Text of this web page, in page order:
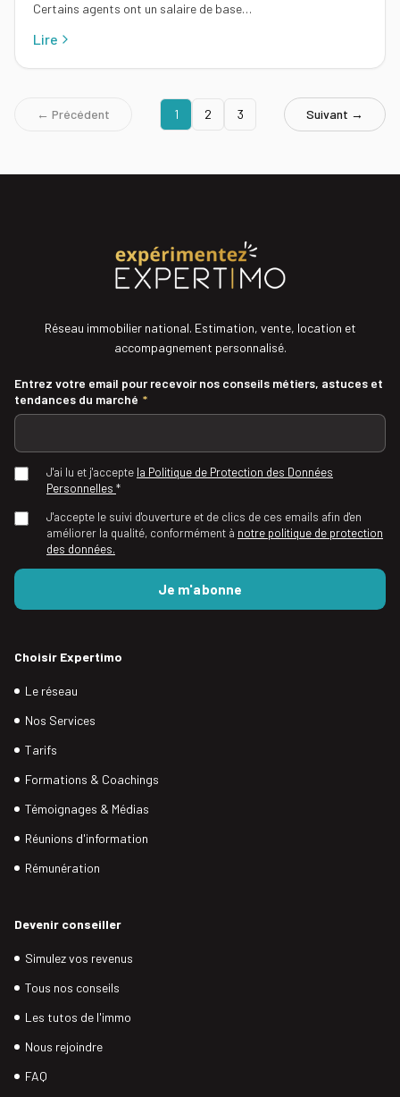
Certains agents ont un salaire de base…
Lire
← Précédent 1 2 3 Suivant →
Réseau immobilier national. Estimation, vente, location et
accompagnement personnalisé.
Entrez votre email pour recevoir nos conseils métiers, astuces et
tendances du marché *
J'ai lu et j'accepte la Politique de Protection des Données
Personnelles *
J'accepte le suivi d'ouverture et de clics de ces emails afin d'en
améliorer la qualité, conformément à notre politique de protection
des données.
Choisir Expertimo
Le réseau
Nos Services
Tarifs
Formations & Coachings
Témoignages & Médias
Réunions d'information
Rémunération
Devenir conseiller
Simulez vos revenus
Tous nos conseils
Les tutos de l'immo
Nous rejoindre
FAQ